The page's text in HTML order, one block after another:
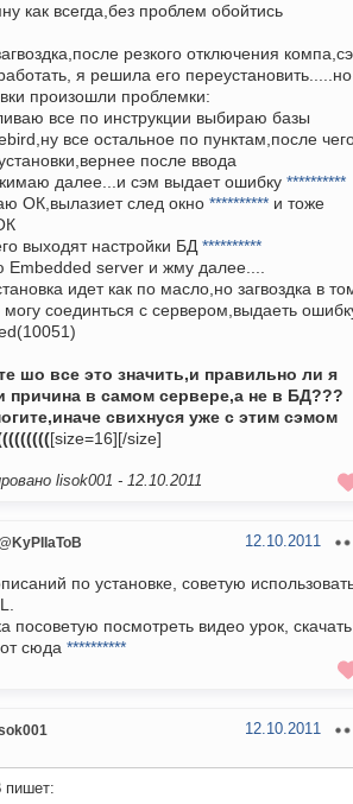
как всегда,без проблем обойтись
резкого отключения
я решила его переустановить.....но
произошли проблемки:
все по инструкции выбираю базы
все остальное по пунктам,после
после ввода
далее...и сэм выдает ошибку **********
ОК,вылазиет след окно ********** и тоже
выходят настройки БД**********
Embedded server и жму далее....
идет как по масло,но загвоздка в
соединться с сервером,выдаеть
шо все это значить,и правильно ли я
причина в самом сервере,а не в БД???
свихнуся уже с этим сэмом
[size=16][/size]
lisok001 - 12.10.2011
12.10.2011
по установке, советую
посоветую посмотреть видео урок, скачать
сюда **********
12.10.2011
пишет: